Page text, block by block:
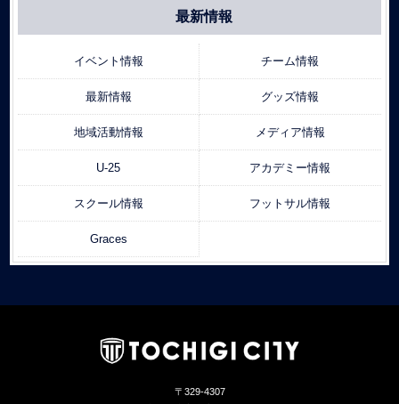
最新情報
イベント情報 チーム情報
最新情報 グッズ情報
地域活動情報 メディア情報
U-25 アカデミー情報
スクール情報 フットサル情報
Graces
〒329-4307